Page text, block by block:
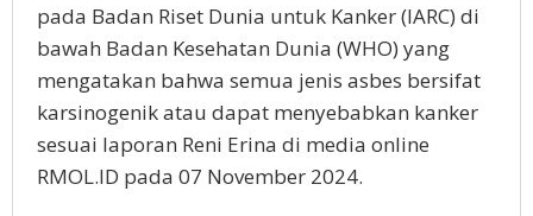
pada Badan Riset Dunia untuk Kanker (IARC) di
bawah Badan Kesehatan Dunia (WHO) yang
mengatakan bahwa semua jenis asbes bersifat
karsinogenik atau dapat menyebabkan kanker
sesuai laporan Reni Erina di media online
RMOL.ID pada 07 November 2024.